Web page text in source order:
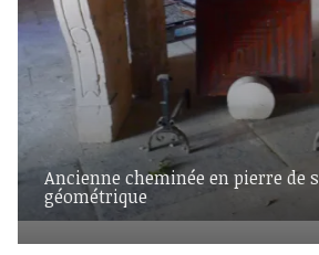
Ancienne cheminée en pierre de
géométrique